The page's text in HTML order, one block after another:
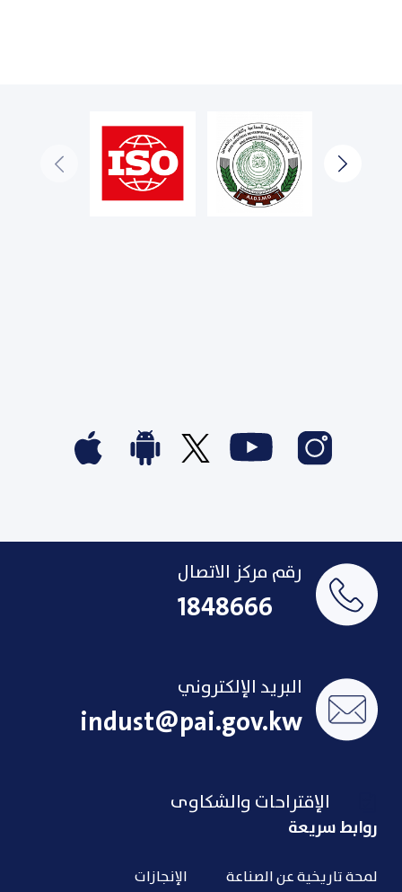
رقم مركز الاتصال
1848666
البريد الإلكتروني
indust@pai.gov.kw
الإقتراحات والشكاوى
روابط سريعة
لمحة تاريخية عن الصناعة الإنجازات